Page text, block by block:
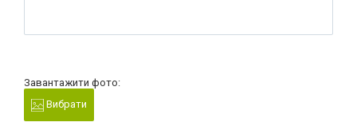
Завантажити фото:
Вибрати